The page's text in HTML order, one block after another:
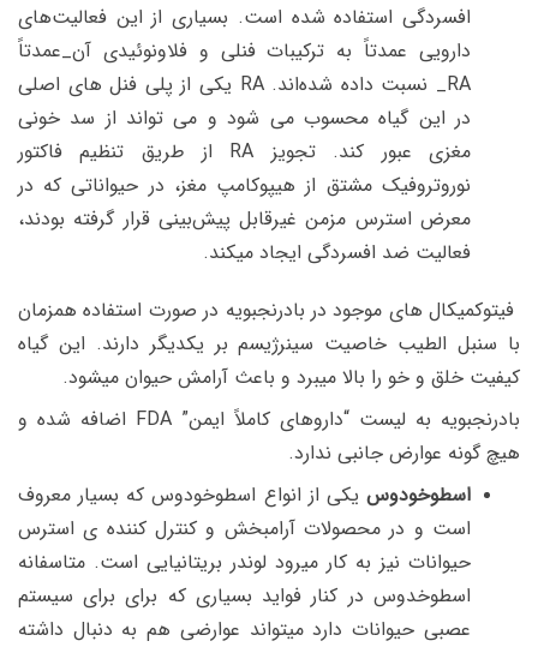
افسردگی استفاده شده است. بسیاری از این فعالیت‌های
دارویی عمدتاً به ترکیبات فنلی و فلاونوئیدی آن_عمدتاً
RA_ نسبت داده شده‌اند. RA یکی از پلی فنل های اصلی
در این گیاه محسوب می شود و می تواند از سد خونی
مغزی عبور کند. تجویز RA از طریق تنظیم فاکتور
نوروتروفیک مشتق از هیپوکامپ مغز، در حیواناتی که در
معرض استرس مزمن غیرقابل پیش‌بینی قرار گرفته‌ بودند،
فعالیت ضد افسردگی ایجاد میکند.
فیتوکمیکال های موجود در بادرنجبویه در صورت استفاده همزمان
با سنبل الطیب خاصیت سینرژیسم بر یکدیگر دارند. این گیاه
کیفیت خلق و خو را بالا میبرد و باعث آرامش حیوان میشود.
بادرنجبویه به لیست “داروهای کاملاً ایمن” FDA اضافه شده و
هیچ گونه عوارض جانبی ندارد.
اسطوخودوس یکی از انواع اسطوخودوس که بسیار معروف
است و در محصولات آرامبخش و کنترل کننده ی استرس
حیوانات نیز به کار میرود لوندر بریتانیایی است. متاسفانه
اسطوخدوس در کنار فواید بسیاری که برای برای سیستم
عصبی حیوانات دارد میتواند عوارضی هم به دنبال داشته